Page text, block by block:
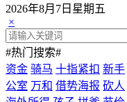
2026年8月7日星期五
×
#热门搜索#
资金 骑马 十指紧扣 新手
公室 万和 借势海报 砍人